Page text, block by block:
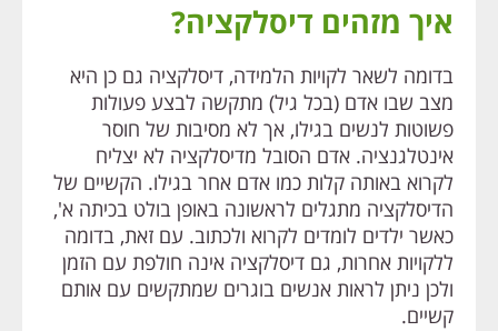
איך מזהים דיסלקציה?
בדומה לשאר לקויות הלמידה, דיסלקציה גם כן היא
מצב שבו אדם (בכל גיל) מתקשה לבצע פעולות
פשוטות לנשים בגילו, אך לא מסיבות של חוסר
אינטלגנציה. אדם הסובל מדיסלקציה לא יצליח
לקרוא באותה קלות כמו אדם אחר בגילו. הקשיים של
הדיסלקציה מתגלים לראשונה באופן בולט בכיתה א',
כאשר ילדים לומדים לקרוא ולכתוב. עם זאת, בדומה
ללקויות אחרות, גם דיסלקציה אינה חולפת עם הזמן
ולכן ניתן לראות אנשים בוגרים שמתקשים עם אותם
קשיים.